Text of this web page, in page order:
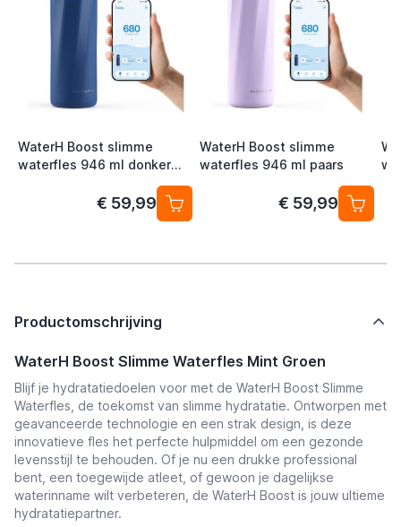
WaterH Boost slimme
waterfles 946 ml donker
€ 59,99
WaterH Boost slimme
waterfles 946 ml paars
€ 59,99
Productomschrijving
WaterH Boost Slimme Waterfles Mint Groen
Blijf je hydratatiedoelen voor met de WaterH Boost Slimme
Waterfles, de toekomst van slimme hydratatie. Ontworpen met
geavanceerde technologie en een strak design, is deze
innovatieve fles het perfecte hulpmiddel om een gezonde
levensstijl te behouden. Of je nu een drukke professional
bent, een toegewijde atleet, of gewoon je dagelijkse
waterinname wilt verbeteren, de WaterH Boost is jouw ultieme
hydratatiepartner.